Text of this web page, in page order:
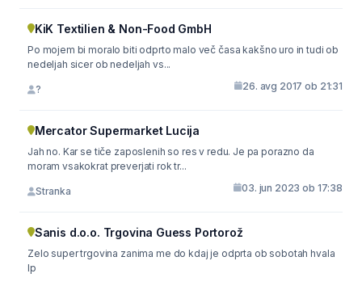
KiK Textilien & Non-Food GmbH
Po mojem bi moralo biti odprto malo več časa kakšno uro in tudi ob
nedeljah sicer ob nedeljah vs...
? 26. avg 2017 ob 21:31
Mercator Supermarket Lucija
Jah no. Kar se tiče zaposlenih so res v redu. Je pa porazno da
moram vsakokrat preverjati rok tr...
Stranka 03. jun 2023 ob 17:38
Sanis d.o.o. Trgovina Guess Portorož
Zelo super trgovina zanima me do kdaj je odprta ob sobotah hvala
lp